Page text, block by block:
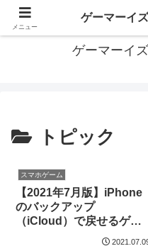
あらゆるゲ
ゲーマーイ
トピック
スマホゲーム
【2021年7月版】iPhone
のバックアップ
（iCloud）で戻せるゲー
ム、戻せないゲーム一覧
メニュー
ゲーマーイ